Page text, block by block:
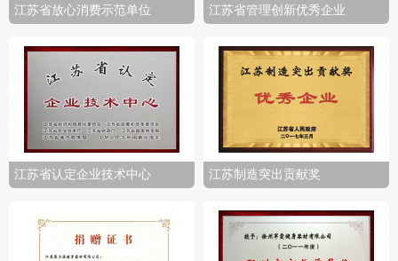
江苏省放心消费示范单位 江苏省管理创新优秀企业
江苏省认定企业技术中心 江苏制造突出贡献奖